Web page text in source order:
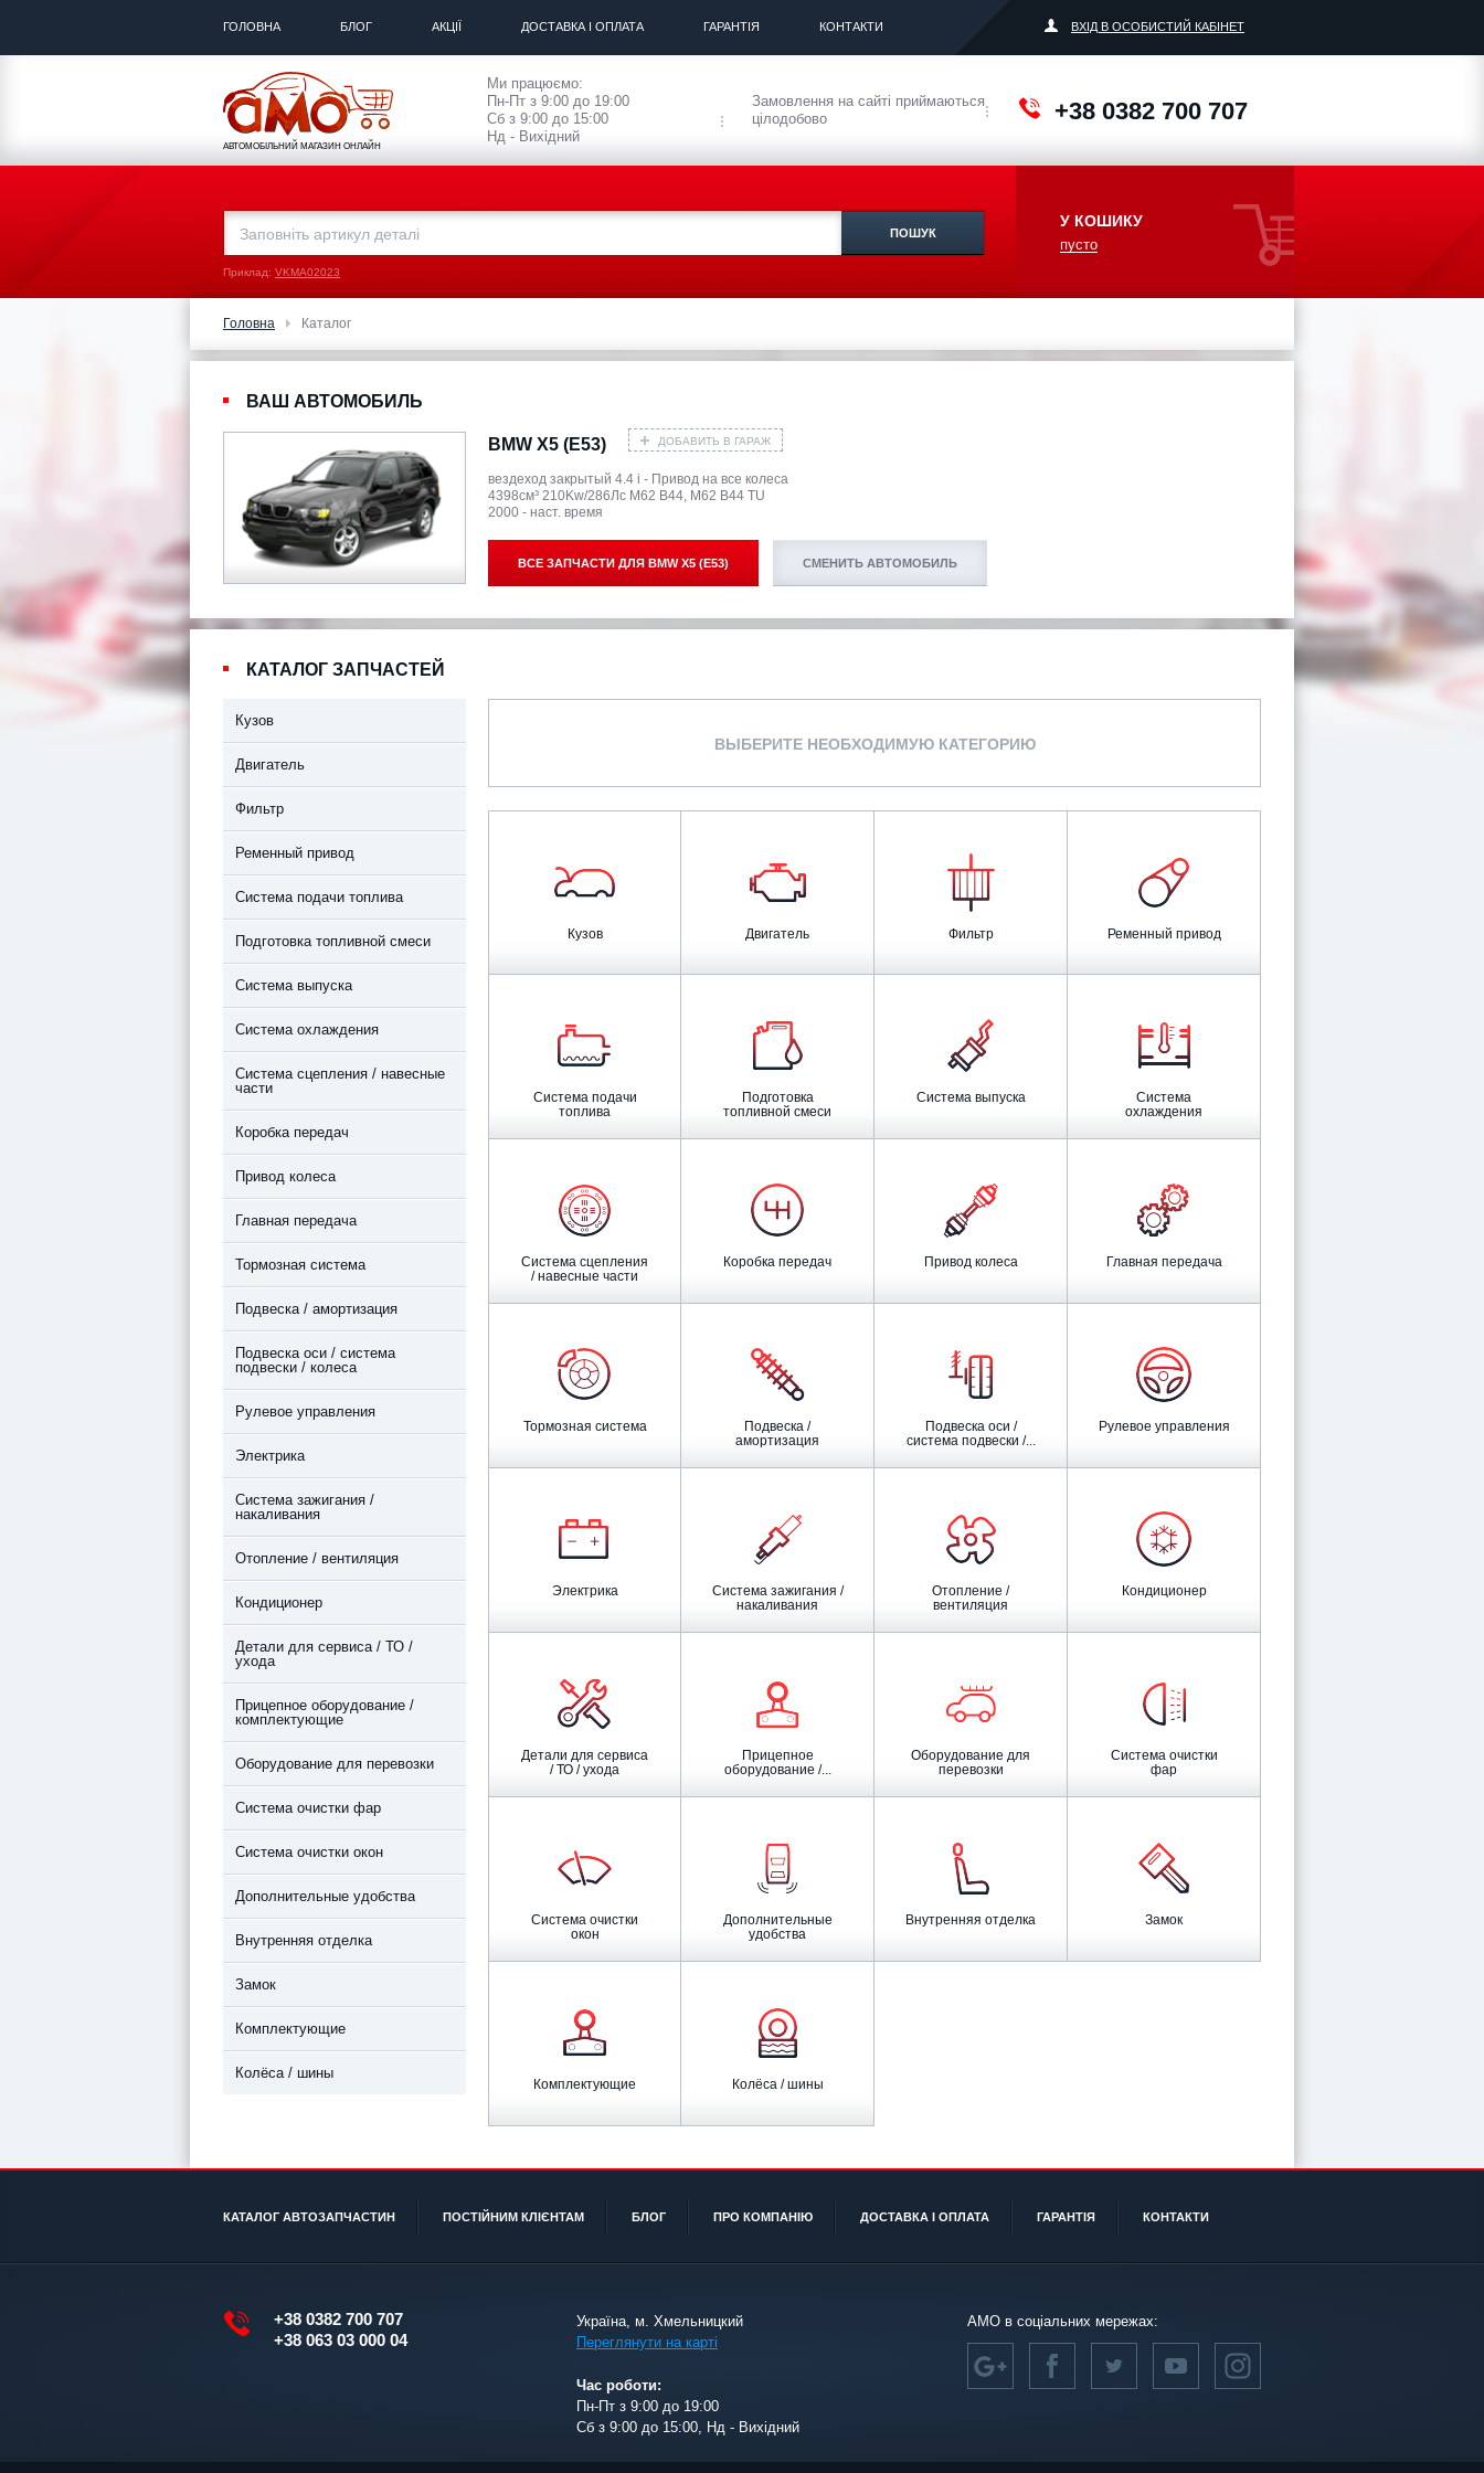
ГОЛОВНА БЛОГ АКЦІЇ ДОСТАВКА І ОПЛАТА ГАРАНТІЯ КОНТАКТИ ВХІД В ОСОБИСТИЙ КАБІНЕТ
АВТОМОБІЛЬНИЙ МАГАЗИН ОНЛАЙН
Ми працюємо:
Пн-Пт з 9:00 до 19:00
Сб з 9:00 до 15:00
Нд - Вихідний
Замовлення на сайті приймаються
цілодобово
+38 0382 700 707
Приклад: VKMA02023
У КОШИКУ
пусто
Головна Каталог
ВАШ АВТОМОБИЛЬ
BMW X5 (E53) ДОБАВИТЬ В ГАРАЖ
вездеход закрытый 4.4 i - Привод на все колеса
4398см³ 210Kw/286Лс M62 B44, M62 B44 TU
2000 - наст. время
ВСЕ ЗАПЧАСТИ ДЛЯ BMW X5 (E53) СМЕНИТЬ АВТОМОБИЛЬ
КАТАЛОГ ЗАПЧАСТЕЙ
Кузов
Двигатель
Фильтр
Ременный привод
Система подачи топлива
Подготовка топливной смеси
Система выпуска
Система охлаждения
Система сцепления / навесные
части
Коробка передач
Привод колеса
Главная передача
Тормозная система
Подвеска / амортизация
Подвеска оси / система
подвески / колеса
Рулевое управления
Электрика
Система зажигания /
накаливания
Отопление / вентиляция
Кондиционер
Детали для сервиса / ТО /
ухода
Прицепное оборудование /
комплектующие
Оборудование для перевозки
Система очистки фар
Система очистки окон
Дополнительные удобства
Внутренняя отделка
Замок
Комплектующие
Колёса / шины
ВЫБЕРИТЕ НЕОБХОДИМУЮ КАТЕГОРИЮ
Кузов Двигатель Фильтр Ременный привод
Система подачи
топлива
Подготовка
топливной смеси
Система выпуска
Система
охлаждения
Система сцепления
/ навесные части
Коробка передач Привод колеса Главная передача
Тормозная система
Подвеска /
амортизация
Подвеска оси /
система подвески /...
Рулевое управления
Электрика
Система зажигания /
накаливания
Отопление /
вентиляция
Кондиционер
Детали для сервиса
/ ТО / ухода
Прицепное
оборудование /...
Оборудование для
перевозки
Система очистки
фар
Система очистки
окон
Дополнительные
удобства
Внутренняя отделка Замок
Комплектующие Колёса / шины
КАТАЛОГ АВТОЗАПЧАСТИН ПОСТІЙНИМ КЛІЄНТАМ БЛОГ ПРО КОМПАНІЮ ДОСТАВКА І ОПЛАТА ГАРАНТІЯ КОНТАКТИ
+38 0382 700 707
+38 063 03 000 04
Україна, м. Хмельницкий
Переглянути на карті
Час роботи:
Пн-Пт з 9:00 до 19:00
Сб з 9:00 до 15:00, Нд - Вихідний
АМО в соціальних мережах: